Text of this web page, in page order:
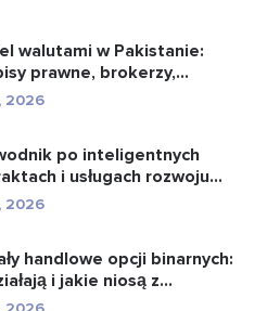
walutami w Pakistanie:
prawne, brokerzy,
2026
po inteligentnych
i usługach rozwoju
2026
handlowe opcji binarnych:
i jakie niosą z...